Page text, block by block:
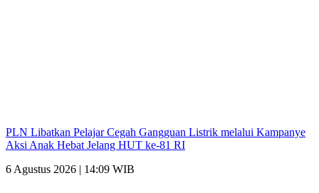
PLN Libatkan Pelajar Cegah Gangguan Listrik melalui Kampanye
Aksi Anak Hebat Jelang HUT ke-81 RI
6 Agustus 2026 | 14:09 WIB